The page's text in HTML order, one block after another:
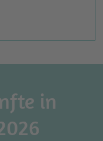
in